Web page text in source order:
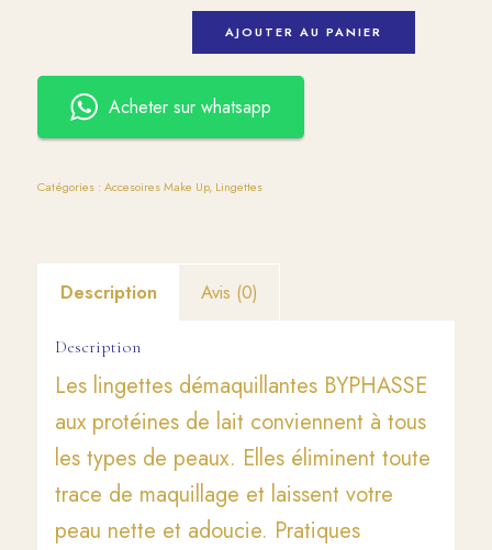
AJOUTER AU PANIER
Acheter sur whatsapp
Catégories : Accesoires Make Up, Lingettes
Description Avis (0)
Description
Les lingettes démaquillantes BYPHASSE
aux protéines de lait conviennent à tous
les types de peaux. Elles éliminent toute
trace de maquillage et laissent votre
peau nette et adoucie. Pratiques